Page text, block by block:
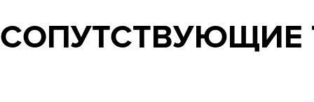
СОПУТСТВУЮЩИЕ